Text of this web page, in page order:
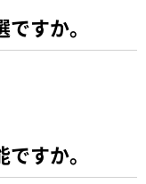
すか。
すか。